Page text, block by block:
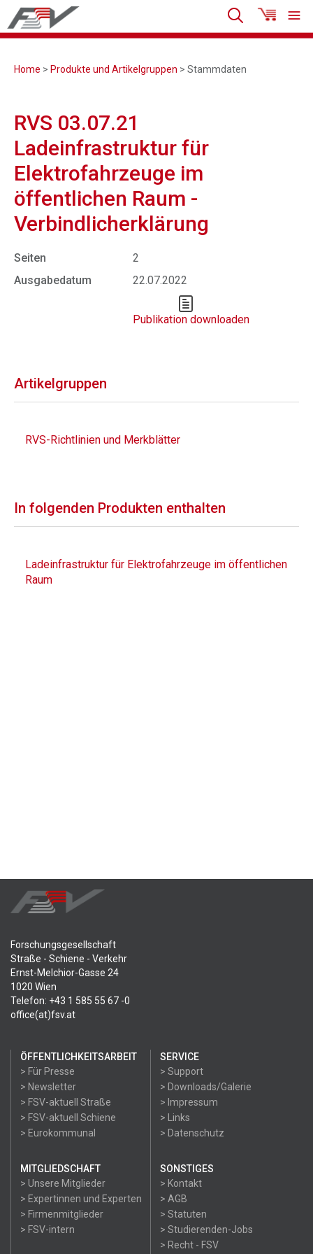
Home > Produkte und Artikelgruppen > Stammdaten
RVS 03.07.21
Ladeinfrastruktur für
Elektrofahrzeuge im
öffentlichen Raum -
Verbindlicherklärung
Seiten
2
Ausgabedatum
22.07.2022
Publikation downloaden
Artikelgruppen
RVS-Richtlinien und Merkblätter
In folgenden Produkten enthalten
Ladeinfrastruktur für Elektrofahrzeuge im öffentlichen
Raum
Forschungsgesellschaft
Straße - Schiene - Verkehr
Ernst-Melchior-Gasse 24
1020 Wien
Telefon: +43 1 585 55 67 -0
office(at)fsv.at
ÖFFENTLICHKEITSARBEIT
> Für Presse
> Newsletter
> FSV-aktuell Straße
> FSV-aktuell Schiene
> Eurokommunal
SERVICE
> Support
> Downloads/Galerie
> Impressum
> Links
> Datenschutz
MITGLIEDSCHAFT
> Unsere Mitglieder
> Expertinnen und Experten
> Firmenmitglieder
> FSV-intern
SONSTIGES
> Kontakt
> AGB
> Statuten
> Studierenden-Jobs
> Recht - FSV